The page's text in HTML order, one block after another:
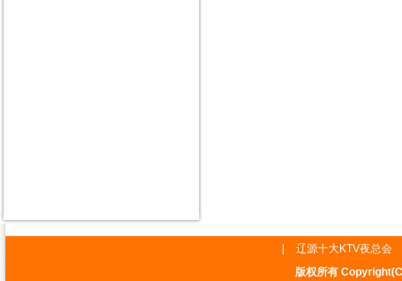
辽源十大KTV夜总会
版权所有